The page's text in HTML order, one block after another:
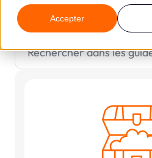
Accepter